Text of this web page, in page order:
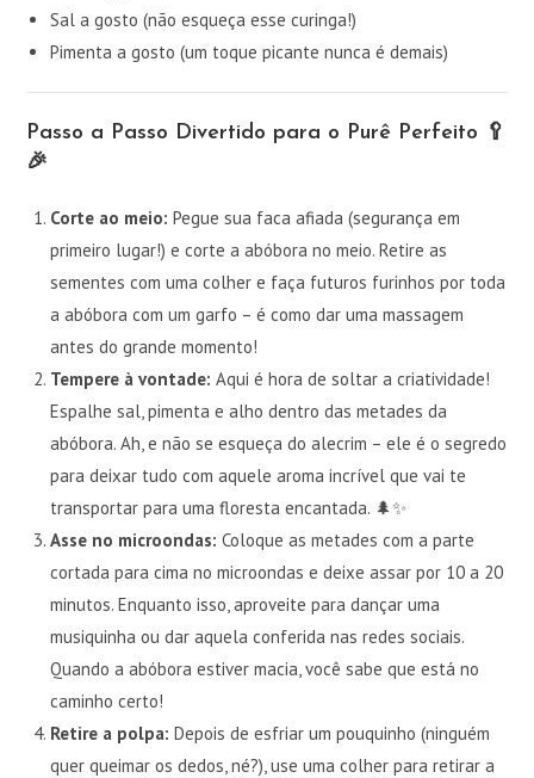
Sal a gosto (não esqueça esse curinga!)
Pimenta a gosto (um toque picante nunca é demais)
Passo a Passo Divertido para o Purê Perfeito 🥄
🎉
Corte ao meio:Pegue sua faca afiada (segurança em
primeiro lugar!) e corte a abóbora no meio. Retire as
sementes com uma colher e faça futuros furinhos por toda
a abóbora com um garfo – é como dar uma massagem
antes do grande momento!
Tempere à vontade:Aqui é hora de soltar a criatividade!
Espalhe sal, pimenta e alho dentro das metades da
abóbora. Ah, e não se esqueça do alecrim – ele é o segredo
para deixar tudo com aquele aroma incrível que vai te
transportar para uma floresta encantada. 🌲✨
Asse no microondas:Coloque as metades com a parte
cortada para cima no microondas e deixe assar por 10 a 20
minutos. Enquanto isso, aproveite para dançar uma
musiquinha ou dar aquela conferida nas redes sociais.
Quando a abóbora estiver macia, você sabe que está no
caminho certo!
Retire a polpa:Depois de esfriar um pouquinho (ninguém
quer queimar os dedos, né?), use uma colher para retirar a